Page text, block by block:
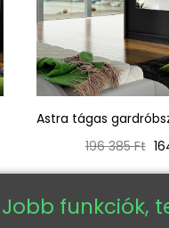
Astra tágas
Normál
196 385 Ft Ár
Jobb funkciók,